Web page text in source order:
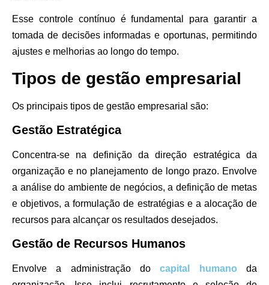
Esse controle contínuo é fundamental para garantir a
tomada de decisões informadas e oportunas, permitindo
ajustes e melhorias ao longo do tempo.
Tipos de gestão empresarial
Os principais tipos de gestão empresarial são:
Gestão Estratégica
Concentra-se na definição da direção estratégica da
organização e no planejamento de longo prazo. Envolve
a análise do ambiente de negócios, a definição de metas
e objetivos, a formulação de estratégias e a alocação de
recursos para alcançar os resultados desejados.
Gestão de Recursos Humanos
Envolve a administração docapital humano da